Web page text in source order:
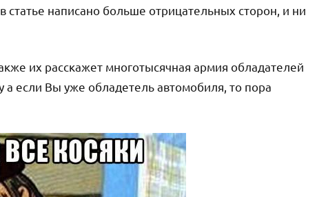
написано больше отрицательных сторон, и ни
их расскажет многотысячная армия обладателей
если Вы уже обладетель автомобиля, то пора